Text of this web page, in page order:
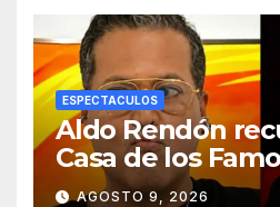
ESPECTACULOS
Aldo Rendón
Casa de los
encuentro con
AGOSTO 9, 2026